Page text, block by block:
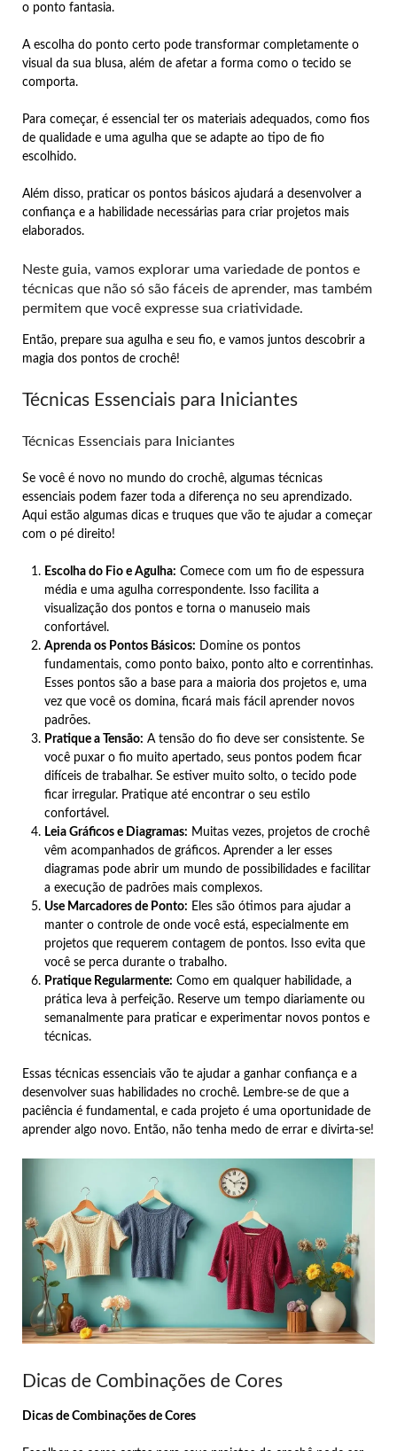
o ponto fantasia.
A escolha do ponto certo pode transformar completamente o
visual da sua blusa, além de afetar a forma como o tecido se
comporta.
Para começar, é essencial ter os materiais adequados, como fios
de qualidade e uma agulha que se adapte ao tipo de fio
escolhido.
Além disso, praticar os pontos básicos ajudará a desenvolver a
confiança e a habilidade necessárias para criar projetos mais
elaborados.
Neste guia, vamos explorar uma variedade de pontos e
técnicas que não só são fáceis de aprender, mas também
permitem que você expresse sua criatividade.
Então, prepare sua agulha e seu fio, e vamos juntos descobrir a
magia dos pontos de crochê!
Técnicas Essenciais para Iniciantes
Técnicas Essenciais para Iniciantes
Se você é novo no mundo do crochê, algumas técnicas
essenciais podem fazer toda a diferença no seu aprendizado.
Aqui estão algumas dicas e truques que vão te ajudar a começar
com o pé direito!
Escolha do Fio e Agulha: Comece com um fio de espessura
média e uma agulha correspondente. Isso facilita a
visualização dos pontos e torna o manuseio mais
confortável.
Aprenda os Pontos Básicos: Domine os pontos
fundamentais, como ponto baixo, ponto alto e correntinhas.
Esses pontos são a base para a maioria dos projetos e, uma
vez que você os domina, ficará mais fácil aprender novos
padrões.
Pratique a Tensão: A tensão do fio deve ser consistente. Se
você puxar o fio muito apertado, seus pontos podem ficar
difíceis de trabalhar. Se estiver muito solto, o tecido pode
ficar irregular. Pratique até encontrar o seu estilo
confortável.
Leia Gráficos e Diagramas: Muitas vezes, projetos de crochê
vêm acompanhados de gráficos. Aprender a ler esses
diagramas pode abrir um mundo de possibilidades e facilitar
a execução de padrões mais complexos.
Use Marcadores de Ponto: Eles são ótimos para ajudar a
manter o controle de onde você está, especialmente em
projetos que requerem contagem de pontos. Isso evita que
você se perca durante o trabalho.
Pratique Regularmente: Como em qualquer habilidade, a
prática leva à perfeição. Reserve um tempo diariamente ou
semanalmente para praticar e experimentar novos pontos e
técnicas.
Essas técnicas essenciais vão te ajudar a ganhar confiança e a
desenvolver suas habilidades no crochê. Lembre-se de que a
paciência é fundamental, e cada projeto é uma oportunidade de
aprender algo novo. Então, não tenha medo de errar e divirta-se!
Dicas de Combinações de Cores
Dicas de Combinações de Cores